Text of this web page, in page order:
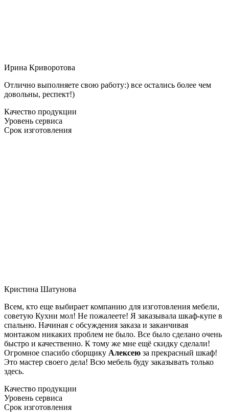
Ирина Криворотова
Отлично выполняете свою работу:) все остались более чем
довольны, респект!)
Качество продукции
Уровень сервиса
Срок изготовления
Кристина Шатунова
Всем, кто еще выбирает компанию для изготовления мебели,
советую Кухни мол! Не пожалеете! Я заказывала шкаф-купе в
спальню. Начиная с обсуждения заказа и заканчивая
монтажом никаких проблем не было. Все было сделано очень
быстро и качественно. К тому же мне ещё скидку сделали!
Огромное спасибо сборщику Алексею за прекрасный шкаф!
Это мастер своего дела! Всю мебель буду заказывать только
здесь.
Качество продукции
Уровень сервиса
Срок изготовления